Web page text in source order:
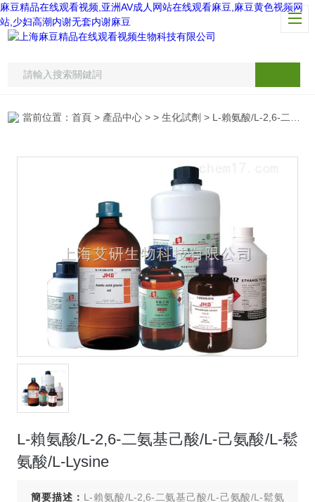
麻豆精品在线观看视频,亚洲AV成人网站在线观看麻豆,麻豆黄色视频网
站,少妇高潮内谢无套内谢麻豆
當前位置：首頁 > 產品中心 > >生化試劑 > L-賴氨酸/L-2,6-二氨基己酸/L-己氨酸/L-鬆氨酸/L-Lysine
L-賴氨酸/L-2,6-二氨基己酸/L-己氨酸/L-鬆
氨酸/L-Lysine
簡要描述： L-賴氨酸/L-2,6-二氨基己酸/L-己氨酸/L-鬆氨